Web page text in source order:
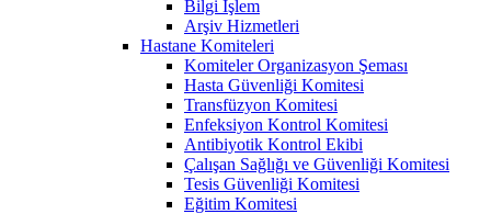
Bilgi İşlem
Arşiv Hizmetleri
Hastane Komiteleri
Komiteler Organizasyon Şeması
Hasta Güvenliği Komitesi
Transfüzyon Komitesi
Enfeksiyon Kontrol Komitesi
Antibiyotik Kontrol Ekibi
Çalışan Sağlığı ve Güvenliği Komitesi
Tesis Güvenliği Komitesi
Eğitim Komitesi